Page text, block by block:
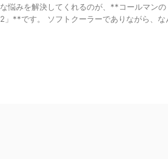
な悩みを解決してくれるのが、**コールマン
2」**です。 ソフトクーラーでありながら、な